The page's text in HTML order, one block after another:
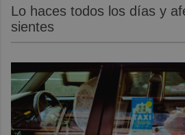
Lo haces todos los días y
sientes